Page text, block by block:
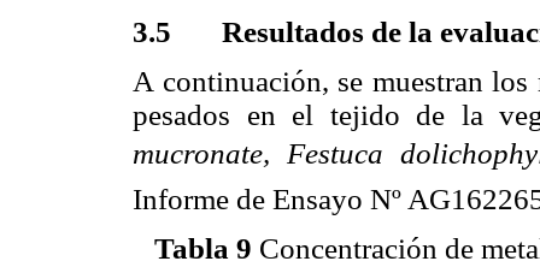
3.5 Resultados de la
A continuación, se muestran
pesados en el tejido de la
mucronate, Festuca
Informe de Ensayo Nº
Tabla 9 Concentración de